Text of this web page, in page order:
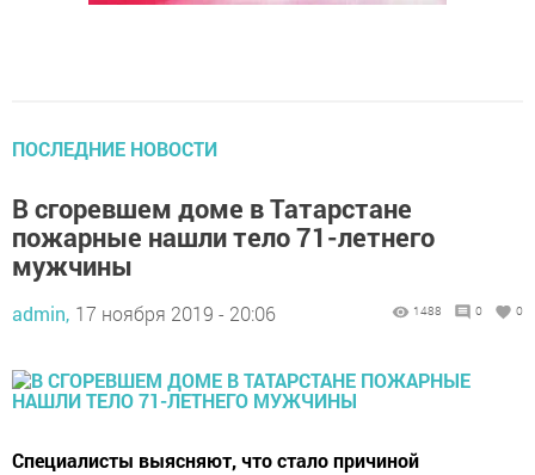
ПОСЛЕДНИЕ НОВОСТИ
В сгоревшем доме в Татарстане
пожарные нашли тело 71-летнего
мужчины
admin, 17 ноября 2019 - 20:06 1488 0 0
Специалисты выясняют, что стало причиной